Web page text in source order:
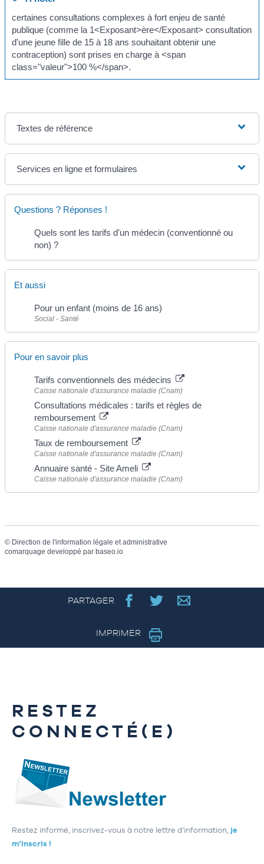
certaines consultations complexes à fort enjeu de santé
publique (comme la 1<Exposant>ère</Exposant> consultation
d'une jeune fille de 15 à 18 ans souhaitant obtenir une
contraception) sont prises en charge à <span
class="valeur">100 %</span>.
Textes de référence
Services en ligne et formulaires
Questions ? Réponses !
Quels sont les tarifs d'un médecin (conventionné ou
non) ?
Et aussi
Pour un enfant (moins de 16 ans)
Social - Santé
Pour en savoir plus
Tarifs conventionnels des médecins
Caisse nationale d'assurance maladie (Cnam)
Consultations médicales : tarifs et règles de
remboursement
Caisse nationale d'assurance maladie (Cnam)
Taux de remboursement
Caisse nationale d'assurance maladie (Cnam)
Annuaire santé - Site Ameli
Caisse nationale d'assurance maladie (Cnam)
© Direction de l'information légale et administrative
comarquage developpé par baseo.io
PARTAGER
IMPRIMER
RESTEZ
CONNECTÉ(E)
Restez informé, inscrivez-vous à notre lettre d’information, je
m’inscris !